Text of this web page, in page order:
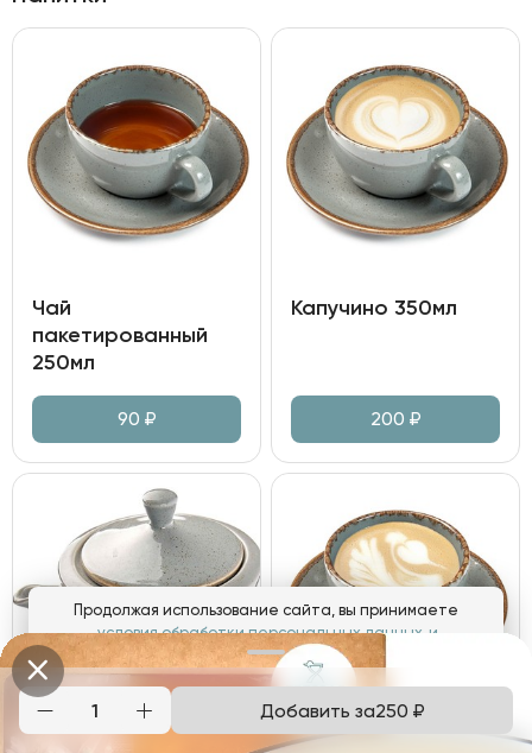
Чай
пакетированный
250мл
90 ₽
Капучино 350мл
200 ₽
Продолжая использование сайта, вы принимаете
условия обработки персональных данных и
соглашаетесь с использованием аналитических файлов
cookies
Понятно
Добавить за250 ₽